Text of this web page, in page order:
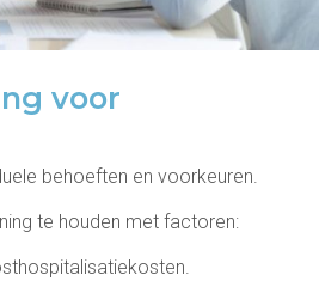
voor
behoeften en voorkeuren.
te houden met factoren: